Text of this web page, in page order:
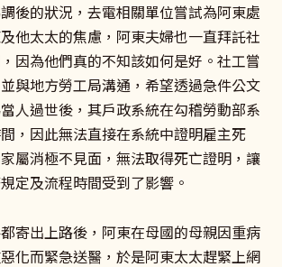
後的狀況，去電相關單位嘗試為阿東處
他太太的焦慮，阿東夫婦也一直拜託社
因為他們真的不知該如何是好。社工嘗
與地方勞工局溝通，希望透過急件公文
人過世後，其戶政系統在勾稽勞動部系
，因此無法直接在系統中證明雇主死
屬消極不見面，無法取得死亡證明，讓
定及流程時間受到了影響。
寄出上路後，阿東在母國的母親因重病
化而緊急送醫，於是阿東太太趕緊上網